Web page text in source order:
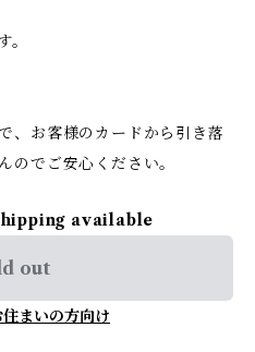
。
、お客様のカードから引き落
のでご安心ください。
available
out
まいの方向け